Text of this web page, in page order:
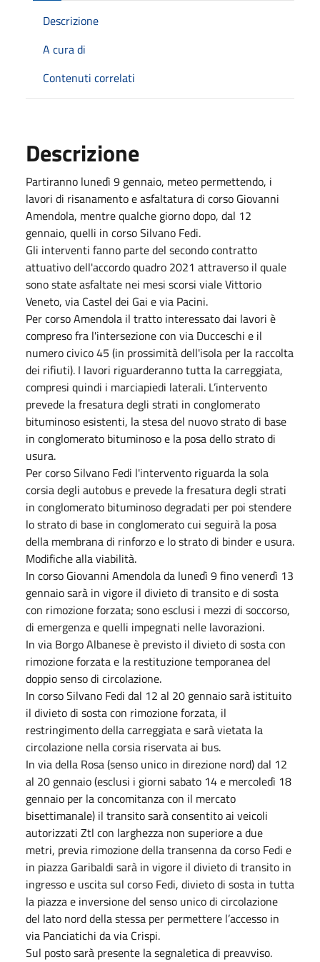
Descrizione
A cura di
Contenuti correlati
Descrizione
Partiranno lunedì 9 gennaio, meteo permettendo, i
lavori di risanamento e asfaltatura di corso Giovanni
Amendola, mentre qualche giorno dopo, dal 12
gennaio, quelli in corso Silvano Fedi.
Gli interventi fanno parte del secondo contratto
attuativo dell'accordo quadro 2021 attraverso il quale
sono state asfaltate nei mesi scorsi viale Vittorio
Veneto, via Castel dei Gai e via Pacini.
Per corso Amendola il tratto interessato dai lavori è
compreso fra l'intersezione con via Ducceschi e il
numero civico 45 (in prossimità dell'isola per la raccolta
dei rifiuti). I lavori riguarderanno tutta la carreggiata,
compresi quindi i marciapiedi laterali. L’intervento
prevede la fresatura degli strati in conglomerato
bituminoso esistenti, la stesa del nuovo strato di base
in conglomerato bituminoso e la posa dello strato di
usura.
Per corso Silvano Fedi l'intervento riguarda la sola
corsia degli autobus e prevede la fresatura degli strati
in conglomerato bituminoso degradati per poi stendere
lo strato di base in conglomerato cui seguirà la posa
della membrana di rinforzo e lo strato di binder e usura.
Modifiche alla viabilità.
In corso Giovanni Amendola da lunedì 9 fino venerdì 13
gennaio sarà in vigore il divieto di transito e di sosta
con rimozione forzata; sono esclusi i mezzi di soccorso,
di emergenza e quelli impegnati nelle lavorazioni.
In via Borgo Albanese è previsto il divieto di sosta con
rimozione forzata e la restituzione temporanea del
doppio senso di circolazione.
In corso Silvano Fedi dal 12 al 20 gennaio sarà istituito
il divieto di sosta con rimozione forzata, il
restringimento della carreggiata e sarà vietata la
circolazione nella corsia riservata ai bus.
In via della Rosa (senso unico in direzione nord) dal 12
al 20 gennaio (esclusi i giorni sabato 14 e mercoledì 18
gennaio per la concomitanza con il mercato
bisettimanale) il transito sarà consentito ai veicoli
autorizzati Ztl con larghezza non superiore a due
metri, previa rimozione della transenna da corso Fedi e
in piazza Garibaldi sarà in vigore il divieto di transito in
ingresso e uscita sul corso Fedi, divieto di sosta in tutta
la piazza e inversione del senso unico di circolazione
del lato nord della stessa per permettere l’accesso in
via Panciatichi da via Crispi.
Sul posto sarà presente la segnaletica di preavviso.